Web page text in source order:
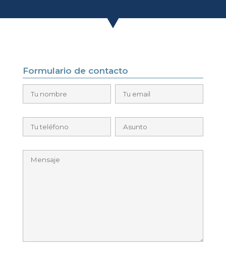
Formulario de contacto